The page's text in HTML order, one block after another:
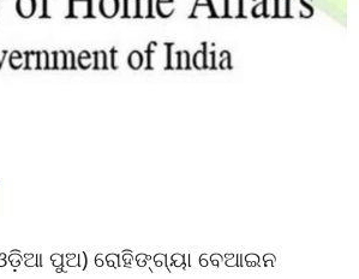
ପୁଅ) ରୋହିଙ୍ଗ୍ୟା ବେଆଇନ